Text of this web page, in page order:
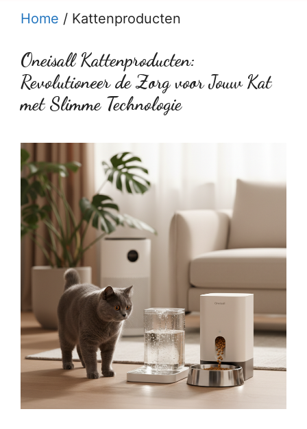
Home / Kattenproducten
Oneisall Kattenproducten:
Revolutioneer de Zorg voor Jouw Kat
met Slimme Technologie